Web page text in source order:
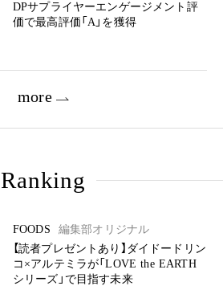
DPサプライヤーエンゲージメント評
価で最高評価「A」を獲得
more
Ranking
FOODS
編集部オリジナル
【読者プレゼントあり】ダイドードリン
コ×アルテミラが「LOVE the EARTH
シリーズ」で目指す未来